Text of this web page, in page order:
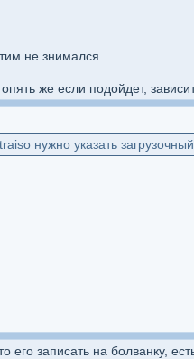
не знимался.
же если подойдет, зависит
нужно указать
записать на болванку,